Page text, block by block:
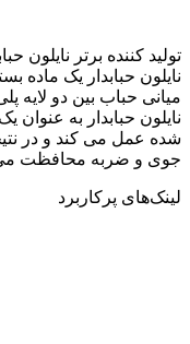
تولید کننده برتر نایلون
نایلون حبابدار یک ماده
میانی حباب بین دو لایه
نایلون حبابدار به
شده عمل می کند و در
جوی و ضربه محافظت
لینک‌های پرکاربرد